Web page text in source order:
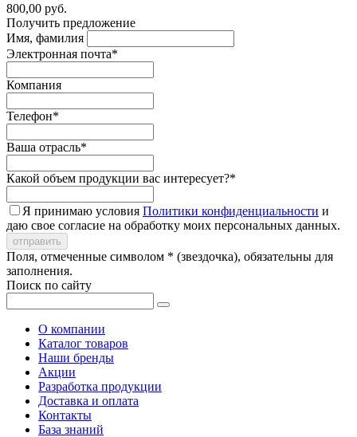
800,00 руб.
Получить предложение
Имя, фамилия
Электронная почта*
Компания
Телефон*
Ваша отрасль*
Какой объем продукции вас интересует?*
Я принимаю условия Политики конфиденциальности и
даю свое согласие на обработку моих персональных данных.
Поля, отмеченные символом * (звездочка), обязательны для
заполнения.
Поиск по сайту
О компании
Каталог товаров
Наши бренды
Акции
Разработка продукции
Доставка и оплата
Контакты
База знаний